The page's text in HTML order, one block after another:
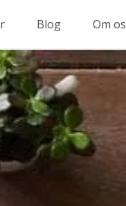
Blog Om os